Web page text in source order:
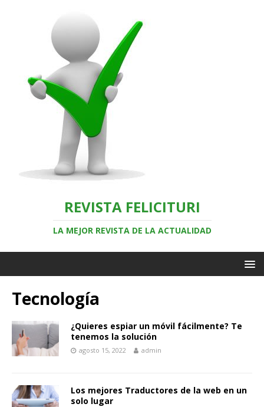
REVISTA FELICITURI
LA MEJOR REVISTA DE LA ACTUALIDAD
Tecnología
¿Quieres espiar un móvil fácilmente? Te
tenemos la solución
agosto 15, 2022 admin
Los mejores Traductores de la web en un
solo lugar